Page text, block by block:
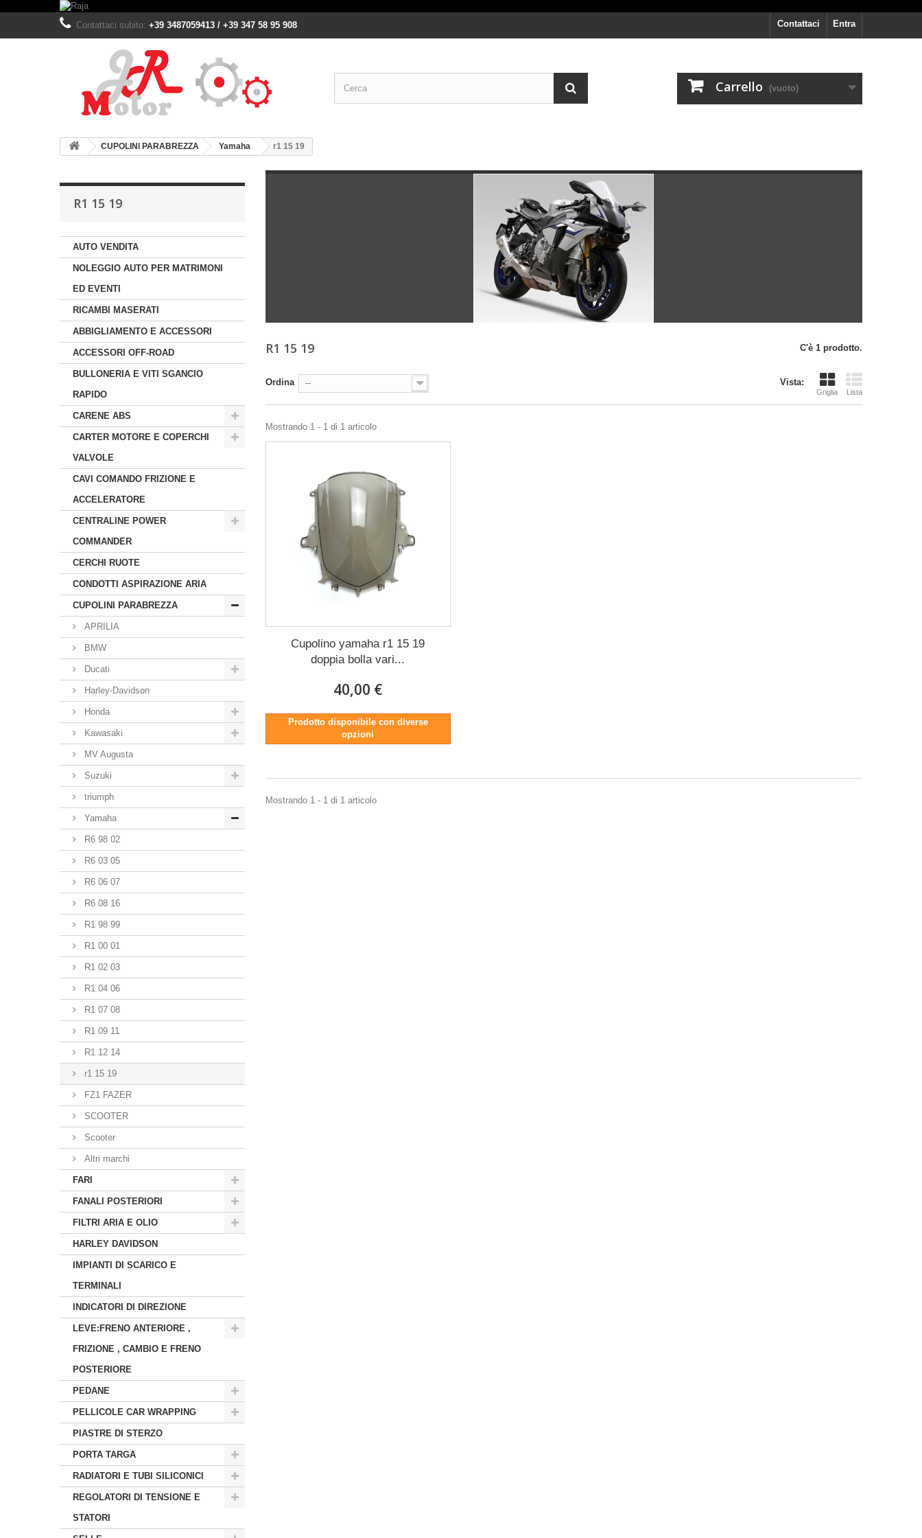
Entra
Contattaci
Contattaci subito: +39 3487059413 / +39 347 58 95 908
Carrello (vuoto)
CUPOLINI PARABREZZA Yamaha r1 15 19
R1 15 19
AUTO VENDITA
NOLEGGIO AUTO PER MATRIMONI
ED EVENTI
RICAMBI MASERATI
ABBIGLIAMENTO E ACCESSORI
ACCESSORI OFF-ROAD
BULLONERIA E VITI SGANCIO
RAPIDO
CARENE ABS
CARTER MOTORE E COPERCHI
VALVOLE
CAVI COMANDO FRIZIONE E
ACCELERATORE
CENTRALINE POWER
COMMANDER
CERCHI RUOTE
CONDOTTI ASPIRAZIONE ARIA
CUPOLINI PARABREZZA
APRILIA
BMW
Ducati
Harley-Davidson
Honda
Kawasaki
MV Augusta
Suzuki
triumph
Yamaha
R6 98 02
R6 03 05
R6 06 07
R6 08 16
R1 98 99
R1 00 01
R1 02 03
R1 04 06
R1 07 08
R1 09 11
R1 12 14
r1 15 19
FZ1 FAZER
SCOOTER
Scooter
Altri marchi
FARI
FANALI POSTERIORI
FILTRI ARIA E OLIO
HARLEY DAVIDSON
IMPIANTI DI SCARICO E
TERMINALI
INDICATORI DI DIREZIONE
LEVE:FRENO ANTERIORE ,
FRIZIONE , CAMBIO E FRENO
POSTERIORE
PEDANE
PELLICOLE CAR WRAPPING
PIASTRE DI STERZO
PORTA TARGA
RADIATORI E TUBI SILICONICI
REGOLATORI DI TENSIONE E
STATORI
R1 15 19 C'è 1 prodotto.
Vista:
Griglia Lista
Ordina --
Mostrando 1 - 1 di 1 articolo
Cupolino yamaha r1 15 19
doppia bolla vari...
40,00 €
Prodotto disponibile con diverse
opzioni
Mostrando 1 - 1 di 1 articolo